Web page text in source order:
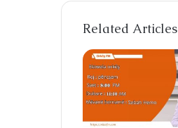
Related Articles